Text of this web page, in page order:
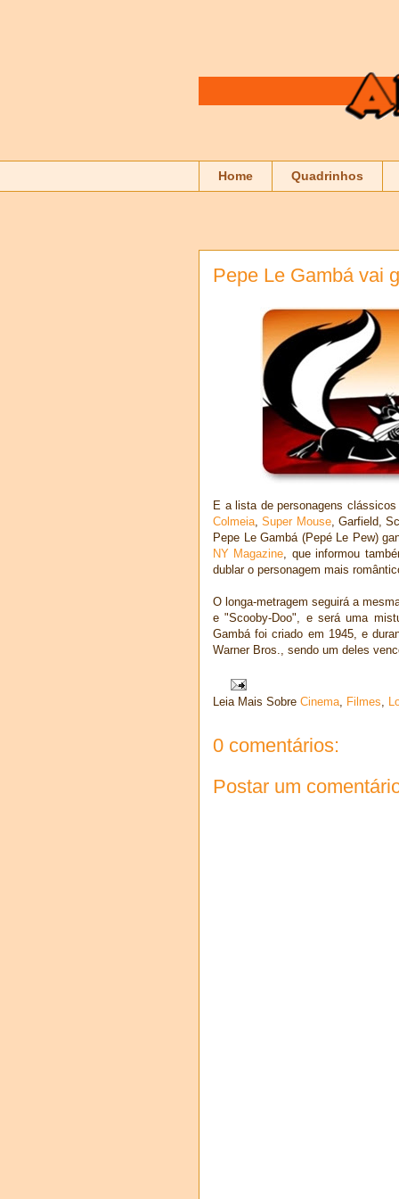
Home Quadrinhos
Pepe Le Gambá vai
E a lista de personagens
Colmeia ,Super Mouse, Garfield,
Pepe Le Gambá (Pepé Le Pew)
NY Magazine , que informou
dublar o personagem mais
O longa-metragem seguirá a
e "Scooby-Doo", e será uma
Gambá foi criado em 1945, e
Warner Bros., sendo um deles
Leia Mais Sobre Cinema, Filmes,
0 comentários:
Postar um